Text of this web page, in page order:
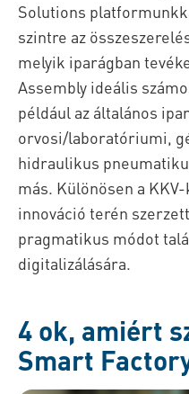
Solutions
szintre az
melyik iparágban
Assembly ideális
például az általános
orvosi/laboratóriumi,
hidraulikus
más. Különösen a
innováció terén
pragmatikus módot
digitalizálására.
4 ok, amiért
Smart